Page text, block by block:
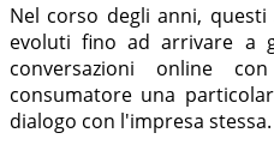
Nel corso degli anni,
evoluti fino ad arrivare a
conversazioni online
consumatore una
dialogo con l'impresa stessa.